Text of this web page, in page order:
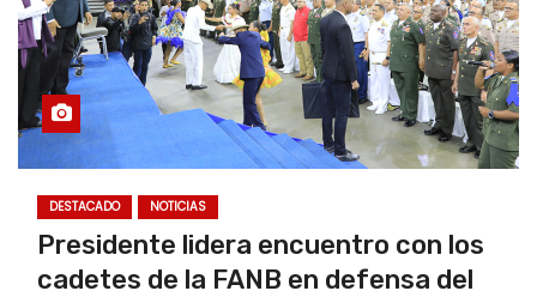
DESTACADO NOTICIAS
Presidente lidera encuentro con los
cadetes de la FANB en defensa del